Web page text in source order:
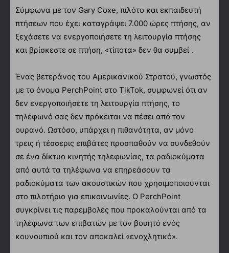
Σύμφωνα με τον Gary Coxe, πιλότο και εκπαιδευτή
πτήσεων που έχει καταγράψει 7.000 ώρες πτήσης, αν
ξεχάσετε να ενεργοποιήσετε τη λειτουργία πτήσης
και βρίσκεστε σε πτήση, «τίποτα» δεν θα συμβεί .
Ένας βετεράνος του Αμερικανικού Στρατού, γνωστός
με το όνομα PerchPoint στο TikTok, συμφωνεί ότι αν
δεν ενεργοποιήσετε τη λειτουργία πτήσης, το
τηλέφωνό σας δεν πρόκειται να πέσει από τον
ουρανό. Ωστόσο, υπάρχει η πιθανότητα, αν μόνο
τρεις ή τέσσερις επιβάτες προσπαθούν να συνδεθούν
σε ένα δίκτυο κινητής τηλεφωνίας, τα ραδιοκύματα
από αυτά τα τηλέφωνα να επηρεάσουν τα
ραδιοκύματα των ακουστικών που χρησιμοποιούνται
στο πιλοτήριο για επικοινωνίες. O PerchPoint
συγκρίνει τις παρεμβολές που προκαλούνται από τα
τηλέφωνα των επιβατών με τον βουητό ενός
κουνουπιού και τον αποκαλεί «ενοχλητικό».